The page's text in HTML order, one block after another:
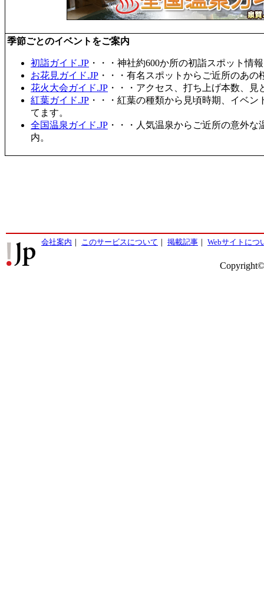
季節ごとのイベントをご案内
初詣ガイド.JP ・・・神社約600か所の初詣スポット情
お花見ガイド.JP ・・・有名スポットからご近所のあ
花火大会ガイド.JP ・・・アクセス、打ち上げ本数、
紅葉ガイド.JP ・・・紅葉の種類から見頃時期、イベ
てます。
全国温泉ガイド.JP ・・・人気温泉からご近所の意外
内。
会社案内 ｜ このサービスについて ｜ 掲載記事 ｜ Webサイトにつ